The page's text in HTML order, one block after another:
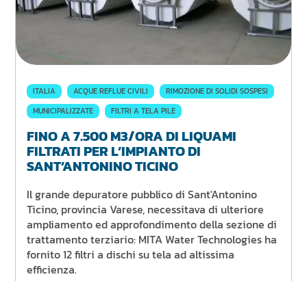
ITALIA ACQUE REFLUE CIVILI
RIMOZIONE DI SOLIDI SOSPESI
MUNICIPALIZZATE
FILTRI A TELA PILE
FINO A 7.500 M3/ORA DI LIQUAMI
FILTRATI PER L’IMPIANTO DI
SANT’ANTONINO TICINO
Il grande depuratore pubblico di Sant'Antonino
Ticino, provincia Varese, necessitava di ulteriore
ampliamento ed approfondimento della sezione di
trattamento terziario: MITA Water Technologies ha
fornito 12 filtri a dischi su tela ad altissima
efficienza.